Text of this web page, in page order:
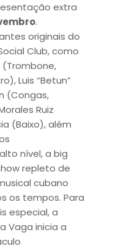
extra
.
originais do
Club, como
(Trombone,
Luis “Betun”
(Congas,
Ruiz
(Baixo), além
nível, a big
repleto de
cubano
os tempos. Para
especial, a
Vaga inicia a